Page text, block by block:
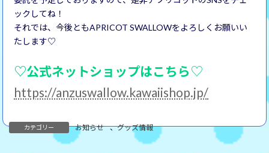
ックしてね！
それでは、今後ともAPRICOT SWALLOWをよろしくお願いい
たします♡
♡公式ネットショップはこちら ♡
https://anzuswallow.kawaiishop.jp/
カテゴリー お知らせ 、グッズ情報